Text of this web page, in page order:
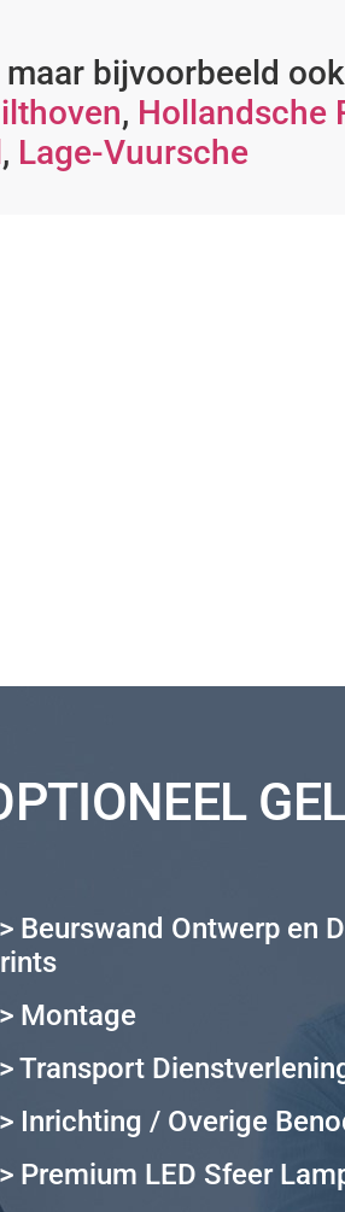
maar bijvoorbeeld
, Hollandsche
, Lage-Vuursche
Beurswand Ontwerp en
Montage
Transport
Inrichting / Overige
Premium LED Sfeer